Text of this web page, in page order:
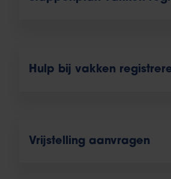
Hulp bij vakken
Vrijstelling aanvragen